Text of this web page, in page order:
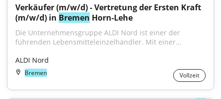
Verkäufer (m/w/d) - Vertretung der Ersten Kraft
(m/w/d) in Bremen Horn-Lehe
Die Unternehmensgruppe ALDI Nord ist einer der
führenden Lebensmitteleinzelhändler. Mit einer...
ALDI Nord
Bremen Vollzeit